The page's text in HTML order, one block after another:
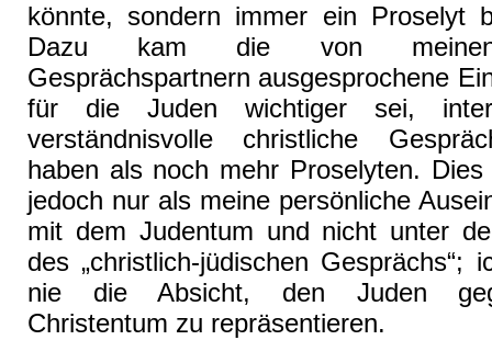
könnte, sondern immer ein Proselyt
Dazu kam die von meinen
Gesprächspartnern ausgesprochene
für die Juden wichtiger sei,
verständnisvolle christliche
haben als noch mehr Proselyten. Dies
jedoch nur als meine persönliche
mit dem Judentum und nicht unter
des „christlich-jüdischen Gesprächs“;
nie die Absicht, den Juden
Christentum zu repräsentieren.